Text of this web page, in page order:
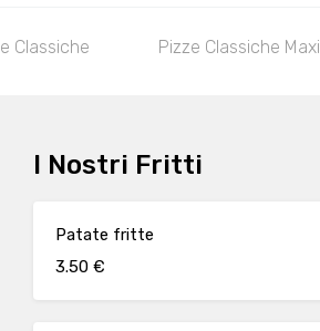
Classiche Pizze Classiche Maxi
I Nostri Fritti
Patate fritte
3.50 €